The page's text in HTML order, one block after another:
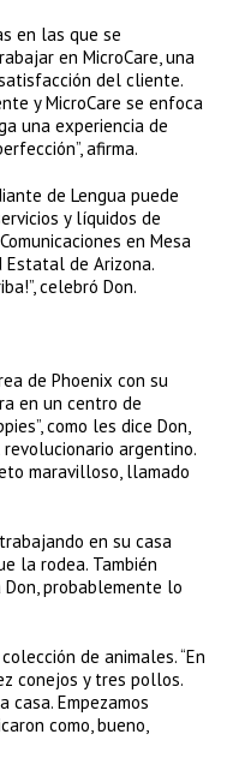
en las que se
en MicroCare, una
del cliente.
y MicroCare se enfoca
una experiencia de
afirma.
de Lengua puede
y líquidos de
en Mesa
Estatal de Arizona.
celebró Don.
de Phoenix con su
en un centro de
como les dice Don,
argentino.
maravilloso, llamado
en su casa
la rodea. También
probablemente lo
de animales. “En
conejos y tres pollos.
casa. Empezamos
como, bueno,